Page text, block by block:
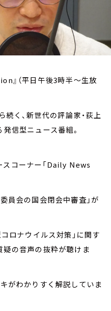
』（平日午後3時半～生放
続く、新世代の評論家・荻上
信型ニュース番組。
スコーナー「Daily News
員会の国会閉会中審査」が
コロナウイルス対策」に関す
の音声の抜粋が聴けま
がわかりすく解説していま